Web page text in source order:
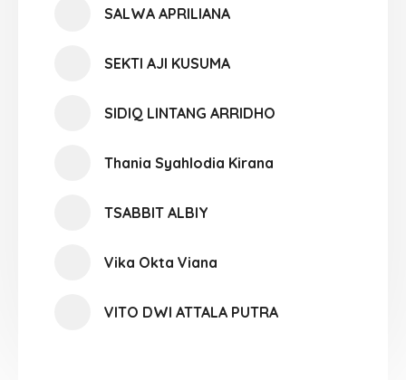
SALWA APRILIANA
SEKTI AJI KUSUMA
SIDIQ LINTANG ARRIDHO
Thania Syahlodia Kirana
TSABBIT ALBIY
Vika Okta Viana
VITO DWI ATTALA PUTRA